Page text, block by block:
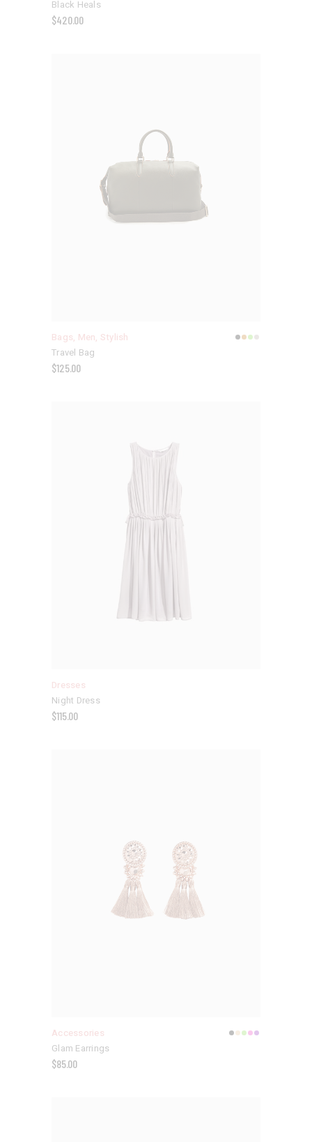
Black Heals
$420.00
Bags, Men, Stylish
Travel Bag
$125.00
Dresses
Night Dress
$115.00
Accessories
Glam Earrings
$85.00